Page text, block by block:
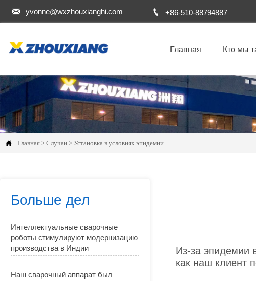
 yvonne@wxzhouxianghi.com  +86-510-88794887
Главная Кто мы
 Главная > Случаи > Установка в условиях эпидемии
Больше дел
Интеллектуальные сварочные
роботы стимулируют модернизацию
производства в Индии
Наш сварочный аппарат был
Из-за эпидемии
как наш клиент